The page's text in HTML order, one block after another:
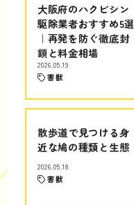
大阪府のハクビシン
駆除業者おすすめ5選
｜再発を防ぐ徹底封
鎖と料金相場
2026.05.19
害獣
散歩道で見つける身
近な鳩の種類と生態
2026.05.18
害獣